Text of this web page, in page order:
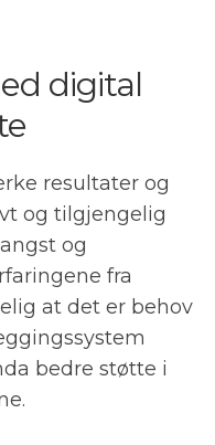
digital
resultater og
og tilgjengelig
og
fra
at det er behov
bedre støtte i